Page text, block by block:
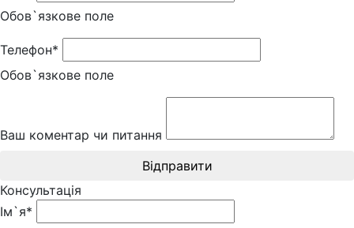
Обов`язкове поле
Телефон*
Обов`язкове поле
Ваш коментар чи питання
Відправити
Консультація
Ім`я*